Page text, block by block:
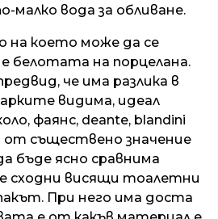
малко вода за обливане.
на което може да се
белотата на порцелана.
че има разлика в
видима, идеал
фаянс, deante, blandini
от съществено значение
бъде ясно сравнима
сходни висящи тоалетни
При него има доста